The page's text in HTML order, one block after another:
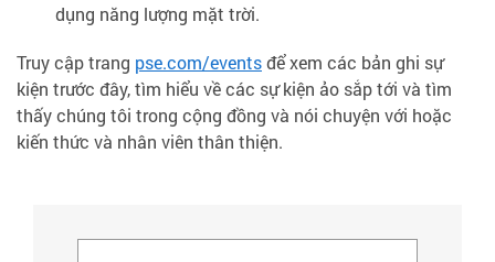
dụng năng lượng mặt trời.
Truy cập trang pse.com/eventsđể xem các bản ghi sự
kiện trước đây, tìm hiểu về các sự kiện ảo sắp tới và tìm
thấy chúng tôi trong cộng đồng và nói chuyện với hoặc
kiến thức và nhân viên thân thiện.